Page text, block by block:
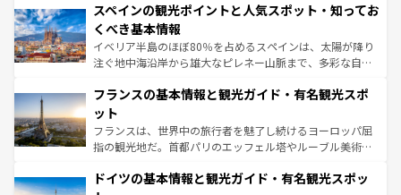
ろん、トスカーナの美しい田園風景やアマルフィ海岸の絶
景など、自然景観も見逃せない。観光の合間には、本場の
ピザやパスタなど、絶品のイタリア料理を堪能することも
できる。朝目覚めてから夜眠るまで、すべての瞬間を楽し
なお、新着のイタリア情報はコンテンツ一覧を参照してほ
しい。
スペインの観光ポイントと人気スポット・知ってお
くべき基本情報
イベリア半島のほぼ80％を占めるスペインは、太陽が降り
注ぐ地中海沿岸から雄大なピレネー山脈まで、多彩な自然
文化が根付くこの国では、情熱的なフラメンコ、熱気あふ
れる闘牛、そして美味しいタパスが生活の一部となってい
る。首都マドリードの洗練された雰囲気や、バルセロナの
アートに溢れた街角から、地方では古代ローマ遺跡や中世
せる。地方によって風土や気候が異なるスペインはその個
フランスの基本情報と観光ガイド・有名観光スポ
ット
フランスは、世界中の旅行者を魅了し続けるヨーロッパ屈
指の観光地だ。首都パリのエッフェル塔やルーブル美術館
で、幅広い魅力が詰まっている。華麗な宮殿、歴史的な大
ドイツの基本情報と観光ガイド・有名観光スポッ